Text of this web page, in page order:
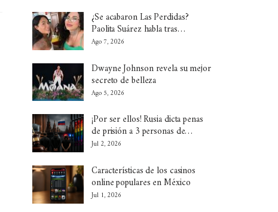
¿Se acabaron Las Perdidas?
Paolita Suárez habla tras…
Ago 7, 2026
Dwayne Johnson revela su mejor
secreto de belleza
Ago 5, 2026
¡Por ser ellos! Rusia dicta penas
de prisión a 3 personas de…
Jul 2, 2026
Características de los casinos
online populares en México
Jul 1, 2026